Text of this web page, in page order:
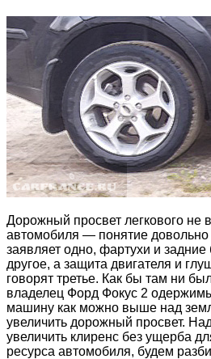
Дорожный просвет легкового не
автомобиля — понятие довольно
заявляет одно, фартухи и
другое, а защита двигателя и
говорят третье. Как бы там ни
владелец Форд Фокус 2
машину как можно выше над
увеличить дорожный просвет.
увеличить клиренс без ущерба
ресурса автомобиля, будем